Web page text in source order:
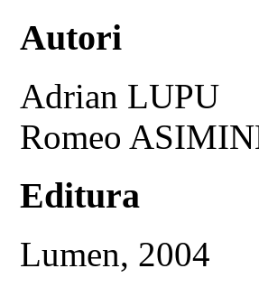
Autori
Adrian LUPU
Romeo
Editura
Lumen, 2004